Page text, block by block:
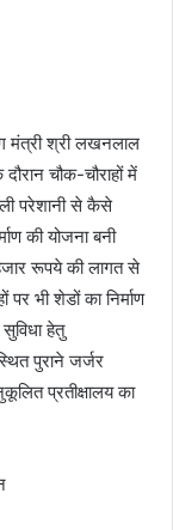
मंत्री श्री लखनलाल
चौक-चौराहों में
परेशानी से कैसे
की योजना बनी
रूपये की लागत से
भी शेडों का निर्माण
हेतु
पुराने जर्जर
प्रतीक्षालय का